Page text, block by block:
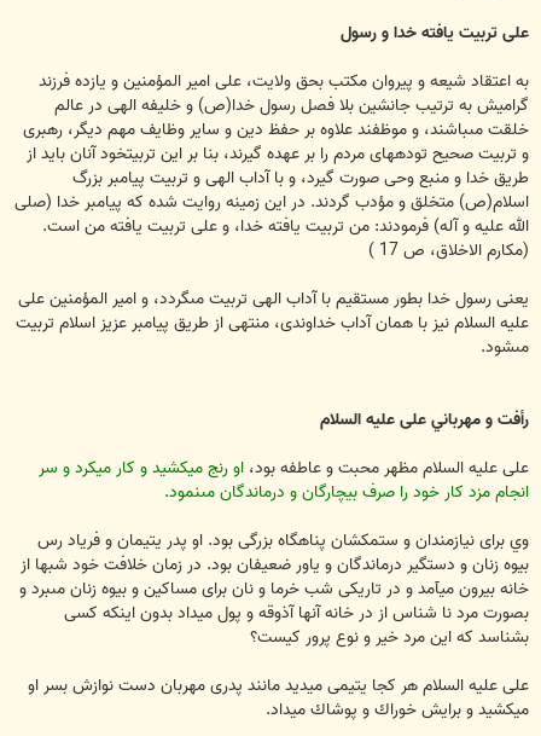
على تربيت يافته خدا و رسول
به اعتقاد شيعه و پيروان مكتب بحق ولايت، على امير المؤمنين و يازده فرزند
گراميش به ترتيب جانشين بلا فصل رسول خدا(ص) و خليفه الهى در عالم
خلقت مى‏باشند، و موظفند علاوه بر حفظ دين و ساير وظايف مهم ديگر، رهبرى
و تربيت صحيح توده‏هاى مردم را بر عهده گيرند، بنا بر اين تربيت‏خود آنان بايد از
طريق خدا و منبع وحى صورت گيرد، و با آداب الهى و تربيت پيامبر بزرگ
اسلام(ص) متخلق و مؤدب گردند. در اين زمينه روايت شده كه پيامبر خدا (صلى
الله عليه و آله) فرمودند: من تربيت يافته خدا، و على تربيت يافته من است.
(مكارم الاخلاق، ص 17 )
يعنى رسول خدا بطور مستقيم با آداب الهى تربيت مى‏گردد، و امير المؤمنين على
عليه السلام نيز با همان آداب خداوندى، منتهى از طريق پيامبر عزيز اسلام تربيت
مى‏شود.
رأفت و مهرباني على عليه السلام
على عليه السلام مظهر محبت و عاطفه بود، او رنج ميكشيد و كار ميكرد و سر
انجام مزد كار خود را صرف بيچارگان و درماندگان مى‏نمود.
وي براى نيازمندان و ستمكشان پناهگاه بزرگى بود. او پدر يتيمان و فرياد رس
بيوه زنان و دستگير درماندگان و ياور ضعيفان بود. در زمان خلافت‏ خود شبها از
خانه بيرون ميآمد و در تاريكى شب خرما و نان براى مساكين و بيوه زنان مى‏برد و
بصورت مرد نا شناس از در خانه آنها آذوقه و پول ميداد بدون اينكه كسى
بشناسد كه اين مرد خير و نوع پرور كيست؟
على عليه السلام هر كجا يتيمى ميديد مانند پدرى مهربان دست نوازش بسر او
ميكشيد و برايش خوراك و پوشاك ميداد.